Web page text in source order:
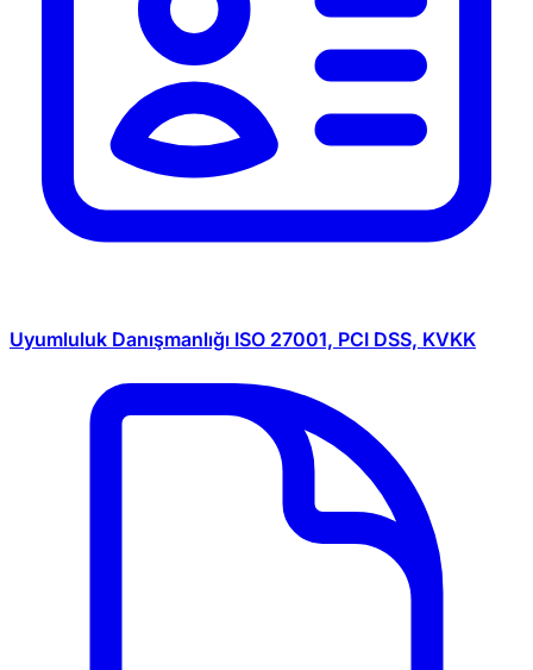
Uyumluluk Danışmanlığı ISO 27001, PCI DSS, KVKK